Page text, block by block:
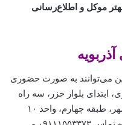
موکل و اطلاع‌رسانی
می‌توانند به صورت حضوری
ابتدای بلوار خزر، سه راه
فرح‌آباد، مجتمع تجاری پزشکی مهر، طبقه چهارم، واحد ۱۰